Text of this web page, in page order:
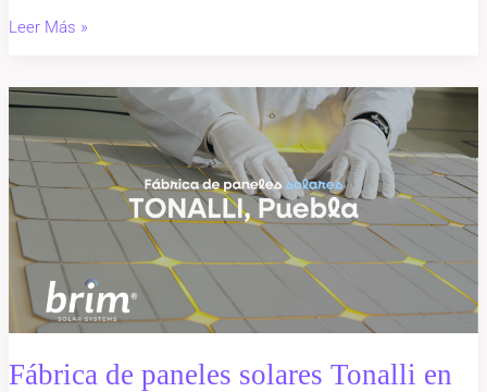
en
Leer Más »
Fábrica de paneles solares Tonalli en
Fábrica
paneles
solares
Tonalli
en
Puebla:
qué
ofrece
y